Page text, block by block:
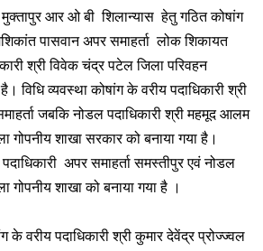
मुक्तापुर आर ओ बी शिलान्यास हेतु गठित कोषांग
पासवान अपर समाहर्ता लोक शिकायत
श्री विवेक चंद्र पटेल जिला परिवहन
विधि व्यवस्था कोषांग के वरीय पदाधिकारी श्री
जबकि नोडल पदाधिकारी श्री महमूद आलम
गोपनीय शाखा सरकार को बनाया गया है।
अपर समाहर्ता समस्तीपुर एवं नोडल
गोपनीय शाखा को बनाया गया है ।
के वरीय पदाधिकारी श्री कुमार देवेंद्र प्रोज्ज्वल